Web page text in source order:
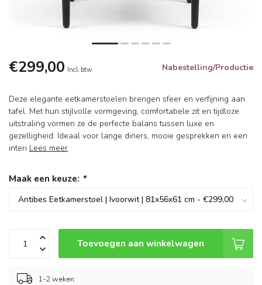
€299,00 Incl. btw Nabestelling/Productie
Deze elegante eetkamerstoelen brengen sfeer en verfijning aan
tafel. Met hun stijlvolle vormgeving, comfortabele zit en tijdloze
uitstraling vormen ze de perfecte balans tussen luxe en
gezelligheid. Ideaal voor lange diners, mooie gesprekken en een
interi Lees meer.
Maak een keuze: *
Toevoegen aan winkelwagen
1-2 weken